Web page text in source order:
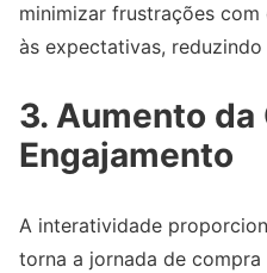
minimizar frustrações
às expectativas,
3. Aumento da
Engajamento
A interatividade
torna a jornada de compra